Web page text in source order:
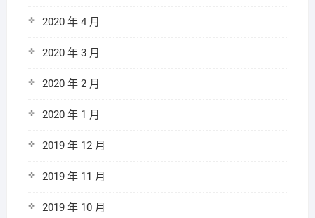
2020 年 4 月
2020 年 3 月
2020 年 2 月
2020 年 1 月
2019 年 12 月
2019 年 11 月
2019 年 10 月